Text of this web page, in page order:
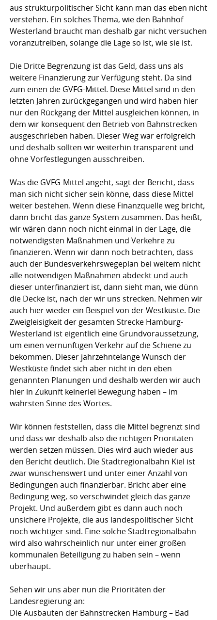
aus strukturpolitischer Sicht kann man das eben nicht
verstehen. Ein solches Thema, wie den Bahnhof
Westerland braucht man deshalb gar nicht versuchen
voranzutreiben, solange die Lage so ist, wie sie ist.
Die Dritte Begrenzung ist das Geld, dass uns als
weitere Finanzierung zur Verfügung steht. Da sind
zum einen die GVFG-Mittel. Diese Mittel sind in den
letzten Jahren zurückgegangen und wird haben hier
nur den Rückgang der Mittel ausgleichen können, in
dem wir konsequent den Betrieb von Bahnstrecken
ausgeschrieben haben. Dieser Weg war erfolgreich
und deshalb sollten wir weiterhin transparent und
ohne Vorfestlegungen ausschreiben.
Was die GVFG-Mittel angeht, sagt der Bericht, dass
man sich nicht sicher sein könne, dass diese Mittel
weiter bestehen. Wenn diese Finanzquelle weg bricht,
dann bricht das ganze System zusammen. Das heißt,
wir wären dann noch nicht einmal in der Lage, die
notwendigsten Maßnahmen und Verkehre zu
finanzieren. Wenn wir dann noch betrachten, dass
auch der Bundesverkehrswegeplan bei weitem nicht
alle notwendigen Maßnahmen abdeckt und auch
dieser unterfinanziert ist, dann sieht man, wie dünn
die Decke ist, nach der wir uns strecken. Nehmen wir
auch hier wieder ein Beispiel von der Westküste. Die
Zweigleisigkeit der gesamten Strecke Hamburg-
Westerland ist eigentlich eine Grundvoraussetzung,
um einen vernünftigen Verkehr auf die Schiene zu
bekommen. Dieser jahrzehntelange Wunsch der
Westküste findet sich aber nicht in den eben
genannten Planungen und deshalb werden wir auch
hier in Zukunft keinerlei Bewegung haben – im
wahrsten Sinne des Wortes.
Wir können feststellen, dass die Mittel begrenzt sind
und dass wir deshalb also die richtigen Prioritäten
werden setzen müssen. Dies wird auch wieder aus
den Bericht deutlich. Die Stadtregionalbahn Kiel ist
zwar wünschenswert und unter einer Anzahl von
Bedingungen auch finanzierbar. Bricht aber eine
Bedingung weg, so verschwindet gleich das ganze
Projekt. Und außerdem gibt es dann auch noch
unsichere Projekte, die aus landespolitischer Sicht
noch wichtiger sind. Eine solche Stadtregionalbahn
wird also wahrscheinlich nur unter einer großen
kommunalen Beteiligung zu haben sein – wenn
überhaupt.
Sehen wir uns aber nun die Prioritäten der
Landesregierung an:
Die Ausbauten der Bahnstrecken Hamburg – Bad